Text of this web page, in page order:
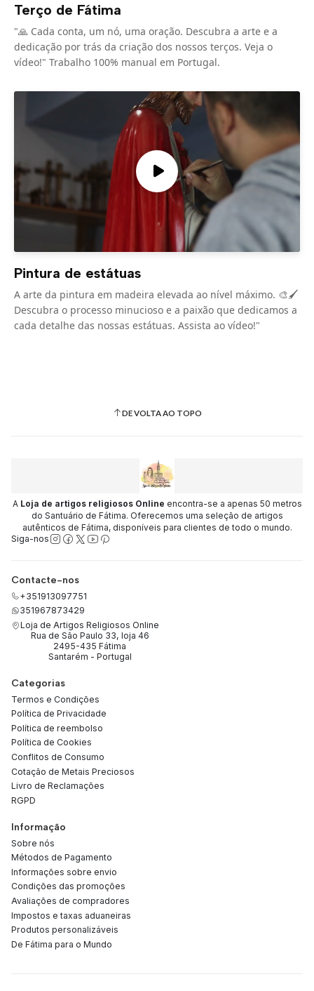
Terço de Fátima
"🙏 Cada conta, um nó, uma oração. Descubra a arte e a
dedicação por trás da criação dos nossos terços. Veja o
vídeo!" Trabalho 100% manual em Portugal.
Pintura de estátuas
A arte da pintura em madeira elevada ao nível máximo. 🎨🖌️
Descubra o processo minucioso e a paixão que dedicamos a
cada detalhe das nossas estátuas. Assista ao vídeo!"
DE VOLTA AO TOPO
A Loja de artigos religiosos Online encontra-se a apenas 50 metros
do Santuário de Fátima. Oferecemos uma seleção de artigos
autênticos de Fátima, disponíveis para clientes de todo o mundo.
Siga-nos
Contacte-nos
+351913097751
351967873429
Loja de Artigos Religiosos Online
Rua de São Paulo 33, loja 46
2495-435 Fátima
Santarém - Portugal
Categorias
Termos e Condições
Política de Privacidade
Política de reembolso
Política de Cookies
Conflitos de Consumo
Cotação de Metais Preciosos
Livro de Reclamações
RGPD
Informação
Sobre nós
Métodos de Pagamento
Informações sobre envio
Condições das promoções
Avaliações de compradores
Impostos e taxas aduaneiras
Produtos personalizáveis
De Fátima para o Mundo